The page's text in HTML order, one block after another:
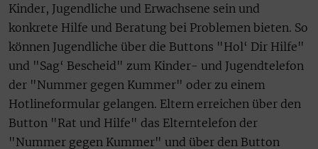
Kinder, Jugendliche und Erwachsene sein und
konkrete Hilfe und Beratung bei Problemen bieten. So
können Jugendliche über die Buttons "Hol‘ Dir Hilfe"
und "Sag‘ Bescheid" zum Kinder- und Jugendtelefon
der "Nummer gegen Kummer" oder zu einem
Hotlineformular gelangen. Eltern erreichen über den
Button "Rat und Hilfe" das Elterntelefon der
"Nummer gegen Kummer" und über den Button